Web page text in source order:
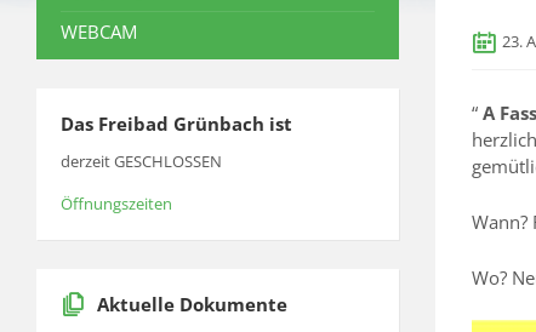
23.
“A
Wann?
Wo?
WEBCAM
Das Freibad Grünbach ist
derzeit GESCHLOSSEN
Öffnungszeiten
Aktuelle Dokumente